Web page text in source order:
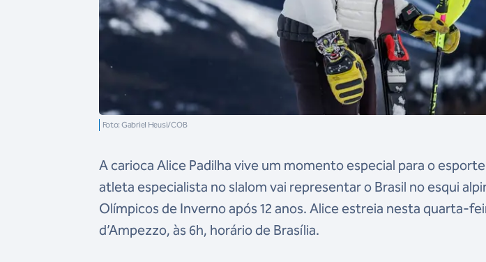
Foto: Gabriel Heusi/COB
A carioca Alice Padilha vive um momento especial para o
atleta especialista no slalom vai representar o Brasil no esqui
Olímpicos de Inverno após 12 anos. Alice estreia nesta quarta-
d’Ampezzo, às 6h, horário de Brasília.